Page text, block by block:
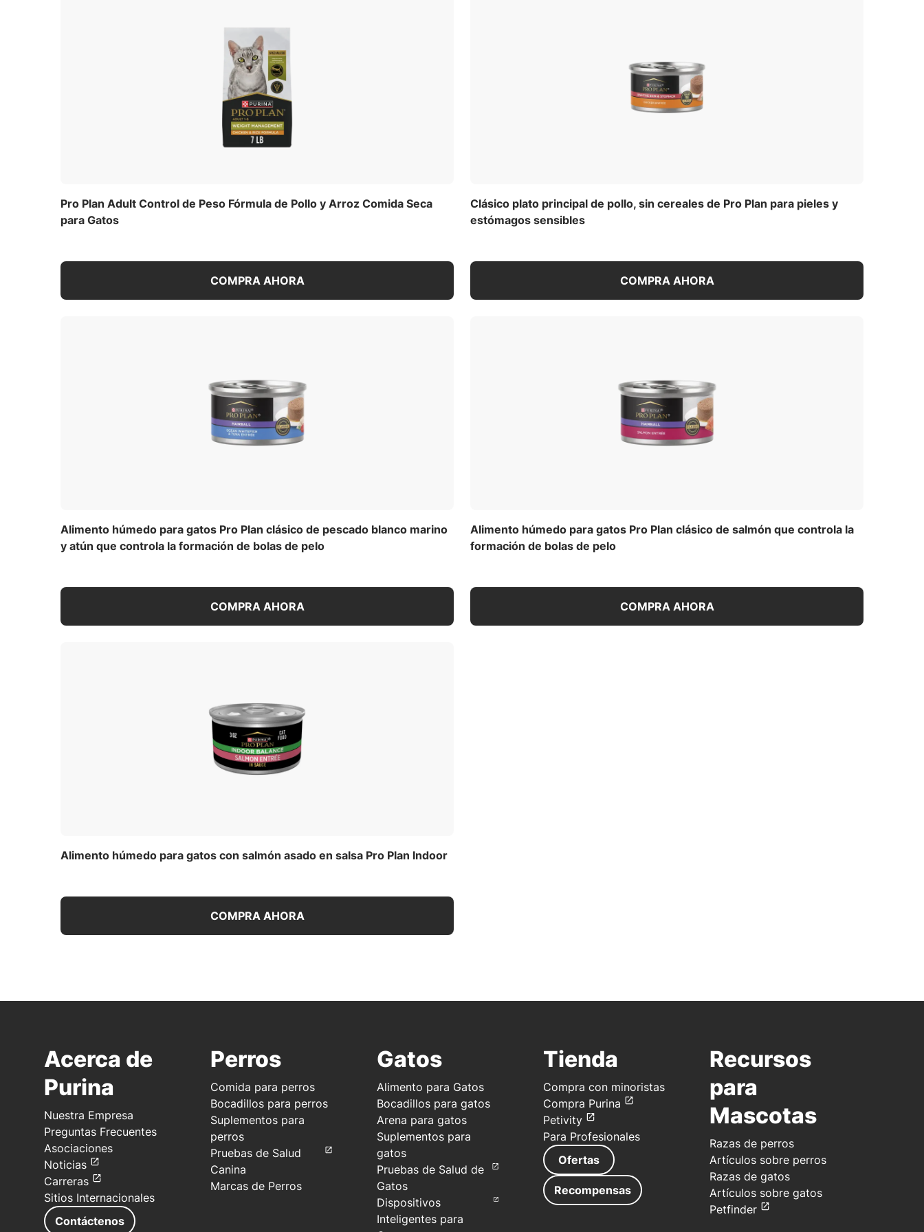
Descargar la lista completa de ingredientes (PDF)
Calcular ahora
Provee 1 lata por cada 3 a 3-1/2 lb de peso corporal diariamente. Ajusta la cantidad según sea
necesario para mantener a tu gato en óptimas condiciones físicas. Divide en dos o más comidas.
Para obtener el máximo beneficio, dale a tu gato este producto exclusivamente o mézclalo con el
1052 kcal/kg
89 kcal/lata
completa(PDF) .
Pro Plan Adult Control de Peso Fórmula de Pollo y Arroz Comida Seca
para Gatos
COMPRA AHORA
Clásico plato principal de pollo, sin cereales de Pro Plan para pieles y
estómagos sensibles
COMPRA AHORA
Alimento húmedo para gatos Pro Plan clásico de pescado blanco marino
y atún que controla la formación de bolas de pelo
COMPRA AHORA
Alimento húmedo para gatos Pro Plan clásico de salmón que controla la
formación de bolas de pelo
COMPRA AHORA
Alimento húmedo para gatos con salmón asado en salsa Pro Plan Indoor
COMPRA AHORA
Acerca de
Purina
Nuestra Empresa
Preguntas Frecuentes
Asociaciones
Noticias
Carreras
Sitios Internacionales
Contáctenos
Perros
Comida para perros
Bocadillos para perros
Suplementos para
perros
Pruebas de Salud
Canina
Marcas de Perros
Gatos
Alimento para Gatos
Bocadillos para gatos
Arena para gatos
Suplementos para
gatos
Pruebas de Salud de
Gatos
Dispositivos
Inteligentes para
Tienda
Compra con minoristas
Compra Purina
Petivity
Para Profesionales
Ofertas
Recompensas
Recursos
para
Mascotas
Razas de perros
Artículos sobre perros
Razas de gatos
Artículos sobre gatos
Petfinder